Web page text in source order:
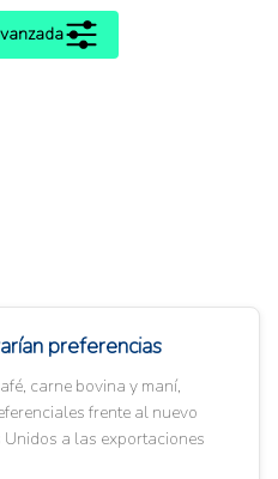
preferencias
carne bovina y maní,
frente al nuevo
a las exportaciones